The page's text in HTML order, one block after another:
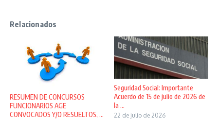
Relacionados
RESUMEN DE CONCURSOS
FUNCIONARIOS AGE
CONVOCADOS Y/O RESUELTOS, ...
Seguridad Social: Importante
Acuerdo de 15 de julio de 2026 de
la ...
22 de julio de 2026